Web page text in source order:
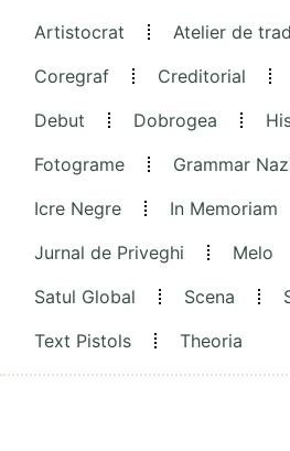
Artistocrat
Atelier de
Coregraf
Creditorial
Debut
Dobrogea
Fotograme
Grammar
Icre Negre
In Memoriam
Jurnal de Priveghi
Melo
Satul Global
Scena
Text Pistols
Theoria